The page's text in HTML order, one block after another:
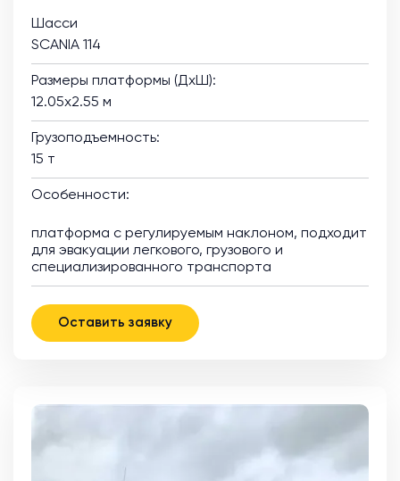
Шасси
SCANIA 114
Размеры платформы (ДхШ):
12.05х2.55 м
Грузоподъемность:
15 т
Особенности:
платформа с регулируемым наклоном, подходит
для эвакуации легкового, грузового и
специализированного транспорта
Оставить заявку